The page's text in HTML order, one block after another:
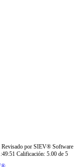
Revisado por SIEV® Software
Calificación: 5.00 de 5